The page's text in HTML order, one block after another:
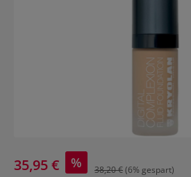
35,95 € % 38,20 €(6% gespart)